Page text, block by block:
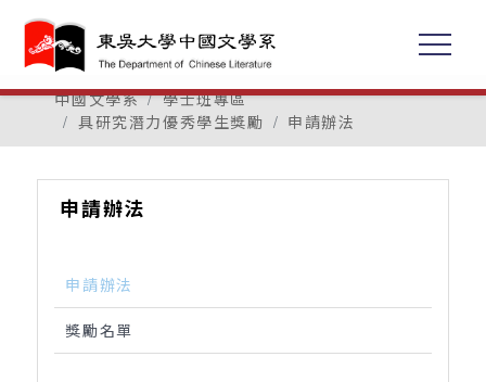
中國文學系
學士班專區
具研究潛力優秀學生獎勵
申請辦法
申請辦法
申請辦法
獎勵名單